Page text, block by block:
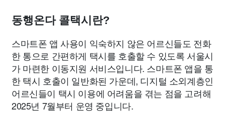
동행온다 콜택시란?
스마트폰 앱 사용이 익숙하지 않은 어르신들도 전화
한 통으로 간편하게 택시를 호출할 수 있도록 서울시
가 마련한 이동지원 서비스입니다. 스마트폰 앱을 통
한 택시 호출이 일반화된 가운데, 디지털 소외계층인
어르신들이 택시 이용에 어려움을 겪는 점을 고려해
2025년 7월부터 운영 중입니다.